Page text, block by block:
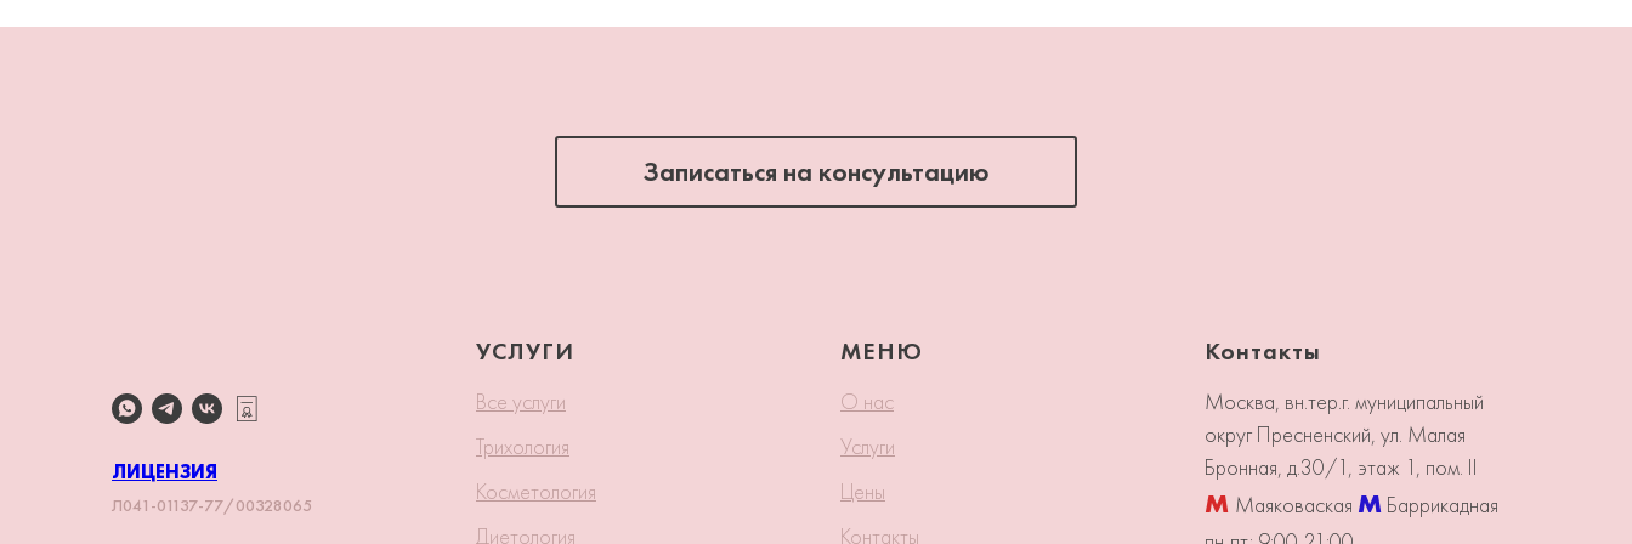
Записаться на консультацию
ЛИЦЕНЗИЯ
Л041-01137-77/00328065
УСЛУГИ
Все услуги
Трихология
Косметология
Диетология
МЕНЮ
О нас
Услуги
Цены
Контакты
Контакты
Москва, вн.тер.г. муниципальный
округ Пресненский, ул. Малая
Бронная, д.30/1, этаж 1, пом. II
М Маяковаская М Баррикадная